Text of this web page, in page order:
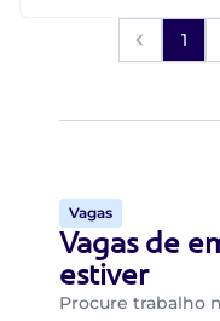
1
Vagas
Vagas de
estiver
Procure trabalho